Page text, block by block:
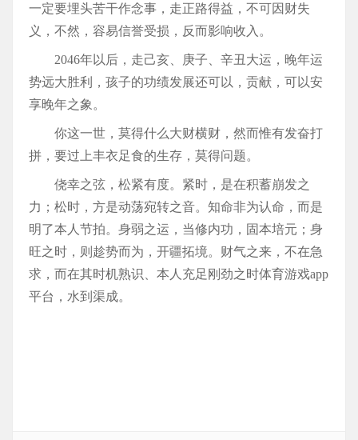
一定要埋头苦干作念事，走正路得益，不可因财失
义，不然，容易信誉受损，反而影响收入。
2046年以后，走己亥、庚子、辛丑大运，晚年运
势远大胜利，孩子的功绩发展还可以，贡献，可以安
享晚年之象。
你这一世，莫得什么大财横财，然而惟有发奋打
拼，要过上丰衣足食的生存，莫得问题。
侥幸之弦，松紧有度。紧时，是在积蓄崩发之
力；松时，方是动荡宛转之音。知命非为认命，而是
明了本人节拍。身弱之运，当修内功，固本培元；身
旺之时，则趁势而为，开疆拓境。财气之来，不在急
求，而在其时机熟识、本人充足刚劲之时体育游戏app
平台，水到渠成。